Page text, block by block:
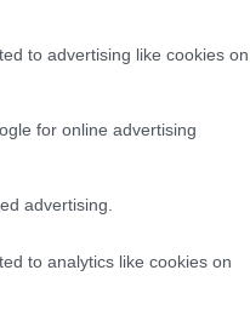
to advertising like cookies on
for online advertising
advertising.
to analytics like cookies on